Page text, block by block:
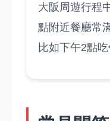
大阪周遊行程
點附近餐廳常
比如下午2點吃